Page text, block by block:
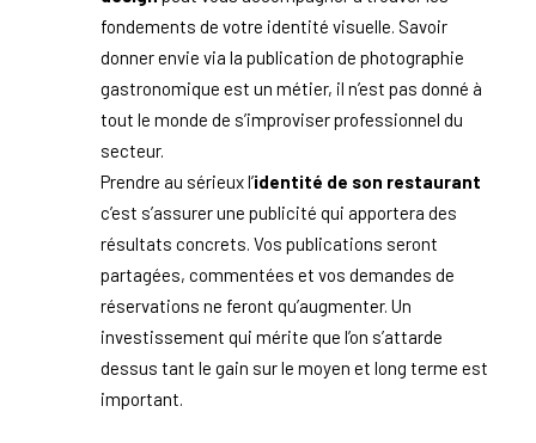
fondements de votre identité visuelle. Savoir
donner envie via la publication de photographie
gastronomique est un métier, il n’est pas donné à
tout le monde de s’improviser professionnel du
secteur.
Prendre au sérieux l’identité de son restaurant
c’est s’assurer une publicité qui apportera des
résultats concrets. Vos publications seront
partagées, commentées et vos demandes de
réservations ne feront qu’augmenter. Un
investissement qui mérite que l’on s’attarde
dessus tant le gain sur le moyen et long terme est
important.